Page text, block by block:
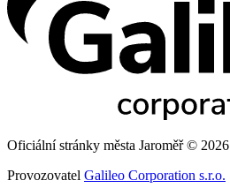
Oficiální stránky města Jaroměř © 2026
Provozovatel Galileo Corporation s.r.o.